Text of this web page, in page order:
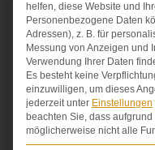
Unfall zwischen
Oberlandesgericht
2017 – 22 W 3017: Bei
zwischen einer
ein vollständiges
Betriebsgefahr nur bei
der Fußgängerin in
helfen, diese Website und
Personenbezogene Daten
Adressen), z. B. für
Messung von Anzeigen und
Verwendung Ihrer Daten
Es besteht keine
einzuwilligen, um dieses
jederzeit unter Einstellungen
beachten Sie, dass
möglicherweise nicht alle